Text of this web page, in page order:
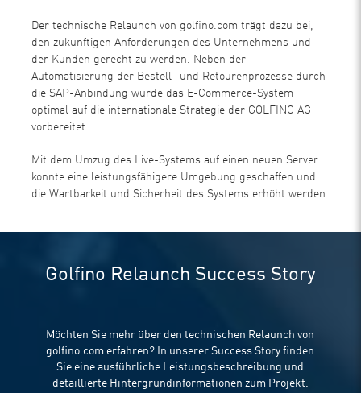
Der technische Relaunch von golfino.com trägt dazu bei,
den zukünftigen Anforderungen des Unternehmens und
der Kunden gerecht zu werden. Neben der
Automatisierung der Bestell- und Retourenprozesse durch
die SAP-Anbindung wurde das E-Commerce-System
optimal auf die internationale Strategie der GOLFINO AG
vorbereitet.
Mit dem Umzug des Live-Systems auf einen neuen Server
konnte eine leistungsfähigere Umgebung geschaffen und
die Wartbarkeit und Sicherheit des Systems erhöht werden.